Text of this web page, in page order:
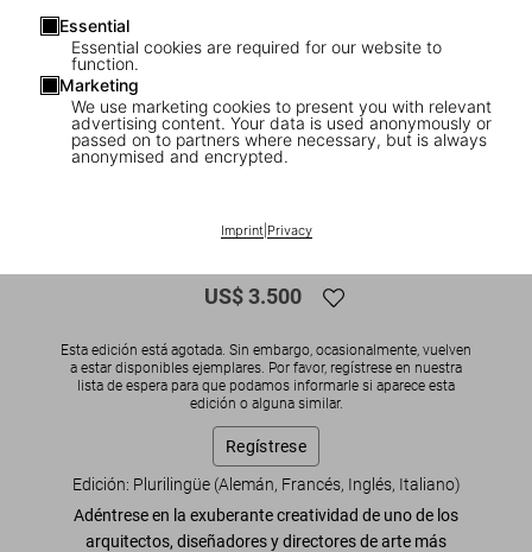
Essential
Essential cookies are required for our website to
function.
Marketing
We use marketing cookies to present you with relevant
advertising content. Your data is used anonymously or
passed on to partners where necessary, but is always
anonymised and encrypted.
Imprint| Privacy
1/25
Gio Ponti. Art Edition
US$ 3.500
Esta edición está agotada. Sin embargo, ocasionalmente, vuelven
a estar disponibles ejemplares. Por favor, regístrese en nuestra
lista de espera para que podamos informarle si aparece esta
edición o alguna similar.
Regístrese
Edición: Plurilingüe (Alemán, Francés, Inglés, Italiano)
Adéntrese en la exuberante creatividad de uno de los
arquitectos, diseñadores y directores de arte más